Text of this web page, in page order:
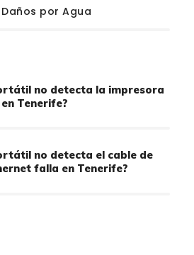
por Agua
no detecta la impresora
Tenerife?
no detecta el cable de
falla en Tenerife?